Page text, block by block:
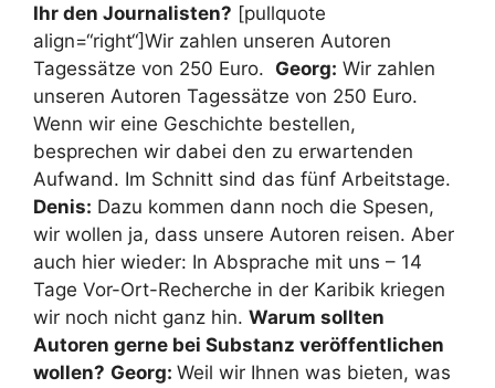
Ihr den Journalisten? [pullquote
align=“right“]Wir zahlen unseren Autoren
Tagessätze von 250 Euro. Georg: Wir zahlen
unseren Autoren Tagessätze von 250 Euro.
Wenn wir eine Geschichte bestellen,
besprechen wir dabei den zu erwartenden
Aufwand. Im Schnitt sind das fünf Arbeitstage.
Denis: Dazu kommen dann noch die Spesen,
wir wollen ja, dass unsere Autoren reisen. Aber
auch hier wieder: In Absprache mit uns – 14
Tage Vor-Ort-Recherche in der Karibik kriegen
wir noch nicht ganz hin. Warum sollten
Autoren gerne bei Substanz veröffentlichen
wollen? Georg: Weil wir Ihnen was bieten, was